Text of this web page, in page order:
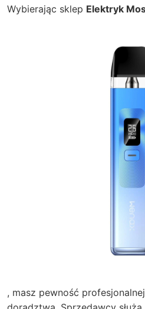
Wybierając sklep Elektryk
, masz pewność